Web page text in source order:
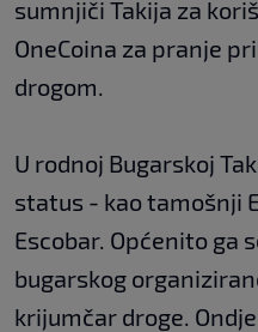
sumnjiči Takija za
OneCoina za pranje
drogom.
U rodnoj Bugarskoj
status - kao tamošnji
Escobar. Općenito ga
bugarskog
krijumčar droge.